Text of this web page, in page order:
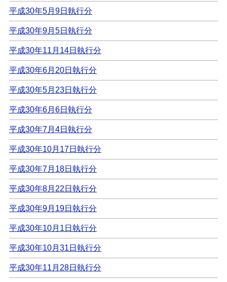
平成30年5月9日執行分
平成30年9月5日執行分
平成30年11月14日執行分
平成30年6月20日執行分
平成30年5月23日執行分
平成30年6月6日執行分
平成30年7月4日執行分
平成30年10月17日執行分
平成30年7月18日執行分
平成30年8月22日執行分
平成30年9月19日執行分
平成30年10月1日執行分
平成30年10月31日執行分
平成30年11月28日執行分